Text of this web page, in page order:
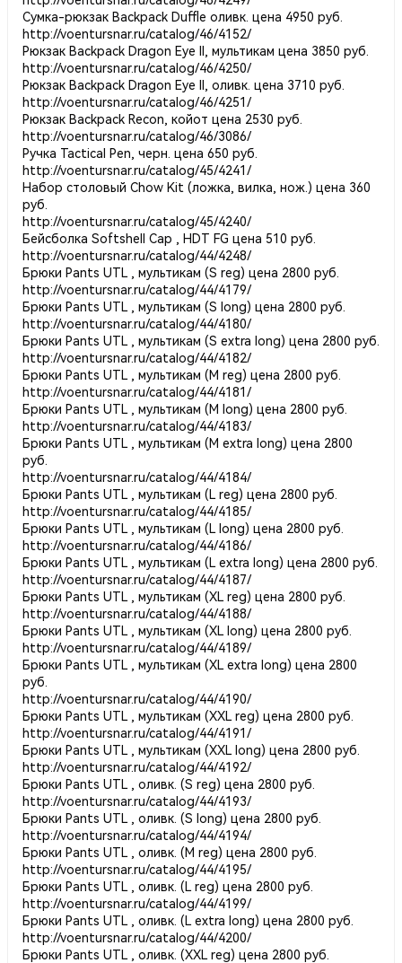
Сумка-рюкзак Backpack Duffle оливк. цена 4950 руб.
http://voentursnar.ru/catalog/46/4152/
Рюкзак Backpack Dragon Eye II, мультикам цена 3850 руб.
http://voentursnar.ru/catalog/46/4250/
Рюкзак Backpack Dragon Eye II, оливк. цена 3710 руб.
http://voentursnar.ru/catalog/46/4251/
Рюкзак Backpack Recon, койот цена 2530 руб.
http://voentursnar.ru/catalog/46/3086/
Ручка Tactical Pen, черн. цена 650 руб.
http://voentursnar.ru/catalog/45/4241/
Набор столовый Chow Kit (ложка, вилка, нож.) цена 360
руб.
http://voentursnar.ru/catalog/45/4240/
Бейсболка Softshell Cap , HDT FG цена 510 руб.
http://voentursnar.ru/catalog/44/4248/
Брюки Pants UTL , мультикам (S reg) цена 2800 руб.
http://voentursnar.ru/catalog/44/4179/
Брюки Pants UTL , мультикам (S long) цена 2800 руб.
http://voentursnar.ru/catalog/44/4180/
Брюки Pants UTL , мультикам (S extra long) цена 2800 руб.
http://voentursnar.ru/catalog/44/4182/
Брюки Pants UTL , мультикам (M reg) цена 2800 руб.
http://voentursnar.ru/catalog/44/4181/
Брюки Pants UTL , мультикам (M long) цена 2800 руб.
http://voentursnar.ru/catalog/44/4183/
Брюки Pants UTL , мультикам (M extra long) цена 2800
руб.
http://voentursnar.ru/catalog/44/4184/
Брюки Pants UTL , мультикам (L reg) цена 2800 руб.
http://voentursnar.ru/catalog/44/4185/
Брюки Pants UTL , мультикам (L long) цена 2800 руб.
http://voentursnar.ru/catalog/44/4186/
Брюки Pants UTL , мультикам (L extra long) цена 2800 руб.
http://voentursnar.ru/catalog/44/4187/
Брюки Pants UTL , мультикам (XL reg) цена 2800 руб.
http://voentursnar.ru/catalog/44/4188/
Брюки Pants UTL , мультикам (XL long) цена 2800 руб.
http://voentursnar.ru/catalog/44/4189/
Брюки Pants UTL , мультикам (XL extra long) цена 2800
руб.
http://voentursnar.ru/catalog/44/4190/
Брюки Pants UTL , мультикам (XXL reg) цена 2800 руб.
http://voentursnar.ru/catalog/44/4191/
Брюки Pants UTL , мультикам (XXL long) цена 2800 руб.
http://voentursnar.ru/catalog/44/4192/
Брюки Pants UTL , оливк. (S reg) цена 2800 руб.
http://voentursnar.ru/catalog/44/4193/
Брюки Pants UTL , оливк. (S long) цена 2800 руб.
http://voentursnar.ru/catalog/44/4194/
Брюки Pants UTL , оливк. (M reg) цена 2800 руб.
http://voentursnar.ru/catalog/44/4195/
Брюки Pants UTL , оливк. (L reg) цена 2800 руб.
http://voentursnar.ru/catalog/44/4199/
Брюки Pants UTL , оливк. (L extra long) цена 2800 руб.
http://voentursnar.ru/catalog/44/4200/
Брюки Pants UTL , оливк. (XXL reg) цена 2800 руб.